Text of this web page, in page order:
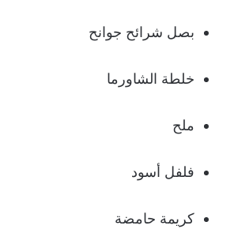
بصل شرائح جوانح
خلطة الشاورما
ملح
فلفل أسود
كريمة حامضة